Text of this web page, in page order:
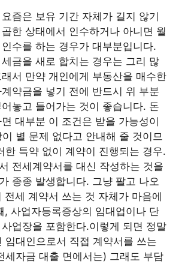
즘은 보유 기간 자체가 길지 않기
한 상태에서 인수하거나 아니면 월
수를 하는 경우가 대부분입니다.
금을 새로 합치는 경우는 그리 많
서 만약 개인에게 부동산을 매수한
약금을 넣기 전에 반드시 위 부분
놓고 들어가는 것이 좋습니다. 돈
대부분 이 조건은 받을 가능성이
별 문제 없다고 안내해 줄 것이므
한 특약 없이 계약이 진행되는 경우.
전세계약서를 대신 작성하는 것을
종종 발생합니다. 그냥 팔고 나오
전세 계약서 쓰는 것 자체가 마음에
, 사업자등록증상의 임대업이나 단
업장을 포함한다.이렇게 되면 정말
임대인으로서 직접 계약서를 쓰는
세자금 대출 면에서는) 그래도 부담